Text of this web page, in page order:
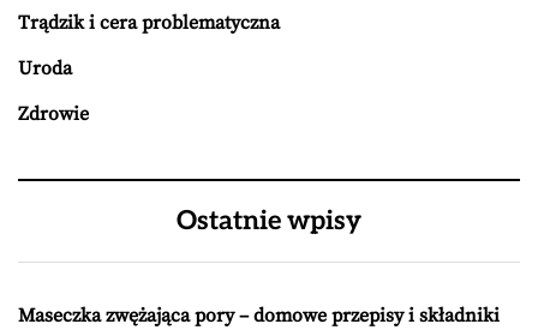
Trądzik i cera problematyczna
Uroda
Zdrowie
Ostatnie wpisy
Maseczka zwężająca pory – domowe przepisy i składniki